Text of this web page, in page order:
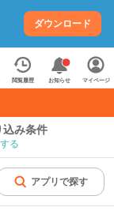
ダウンロード
閲覧履歴 お知らせ マイページ
込み条件
る
アプリで探す